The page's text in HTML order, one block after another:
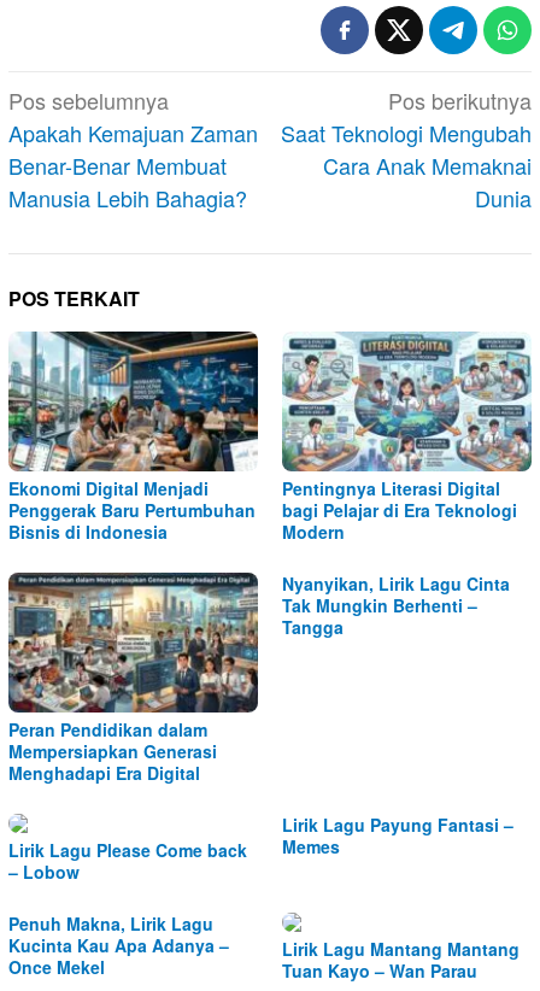
Navigasi
pos
Pos sebelumnya
Apakah Kemajuan Zaman
Benar-Benar Membuat
Manusia Lebih Bahagia?
Pos berikutnya
Saat Teknologi Mengubah
Cara Anak Memaknai
Dunia
POS TERKAIT
Ekonomi Digital Menjadi
Penggerak Baru Pertumbuhan
Bisnis di Indonesia
Pentingnya Literasi Digital
bagi Pelajar di Era Teknologi
Modern
Peran Pendidikan dalam
Mempersiapkan Generasi
Menghadapi Era Digital
Nyanyikan, Lirik Lagu Cinta
Tak Mungkin Berhenti –
Tangga
Lirik Lagu Please Come back
– Lobow
Lirik Lagu Payung Fantasi –
Memes
Penuh Makna, Lirik Lagu
Kucinta Kau Apa Adanya –
Once Mekel
Lirik Lagu Mantang Mantang
Tuan Kayo – Wan Parau